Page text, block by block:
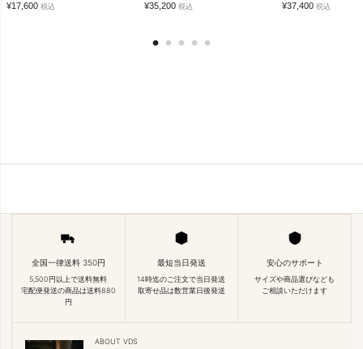
¥17,600 税込 ¥35,200 税込 ¥37,400 税込
全国一律送料 350円
5,500円以上で送料無料
宅配便発送の商品は送料880
円
最短当日発送
14時迄のご注文で当日発送
取寄せ品は数営業日後発送
安心のサポート
サイズや商品選びなども
ご相談いただけます
ABOUT VDS